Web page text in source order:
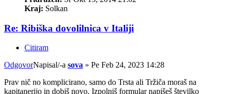
Kraj: Solkan
Re: Ribiška dovolilnica v Italiji
Citiram
OdgovorNapisal/-a sova » Pe Feb 24, 2023 14:28
Prav nič no komplicirano, samo do Trsta ali Tržiča moraš na
kapitanerijo in dobiš novo. Izpolniš formular napišeš številko